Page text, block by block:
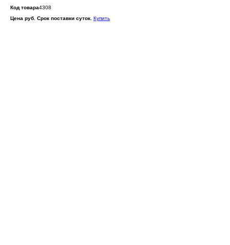
Код товара4308
Цена руб. Срок поставки суток. Купить